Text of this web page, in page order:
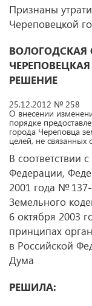
Признаны
Череповецкой
ВОЛОГОДСКАЯ
РЕШЕНИЕ
25.12.2012 № 258
О внесении
порядке
города Череповца
целей, не связанных
В соответствии
Федерации,
2001 года №
Земельного
6 октября 2003
принципах
в Российской
Дума
РЕШИЛА: